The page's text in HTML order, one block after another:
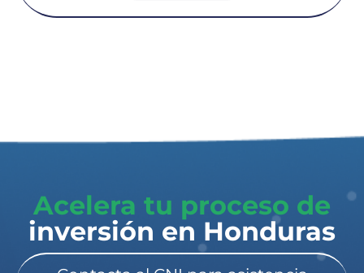
Acelera tu proceso de
inversión en Honduras​